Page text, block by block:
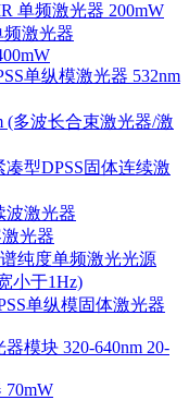
单频激光器 200mW
频激光器
单纵模激光器 532nm
(多波长合束激光器/激
型DPSS固体连续激
波激光器
光器
纯度单频激光光源
小于1Hz)
单纵模固体激光器
模块 320-640nm 20-
70mW